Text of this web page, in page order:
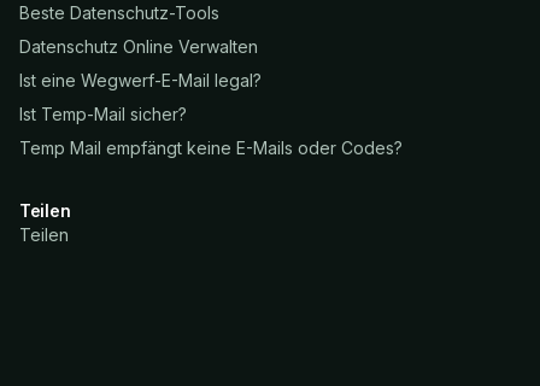
Beste Datenschutz-Tools
Datenschutz Online Verwalten
Ist eine Wegwerf-E-Mail legal?
Ist Temp-Mail sicher?
Temp Mail empfängt keine E-Mails oder Codes?
Teilen
Teilen